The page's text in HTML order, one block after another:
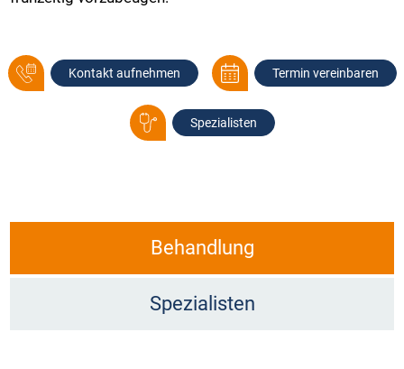
Kontakt aufnehmen Termin vereinbaren
Spezialisten
Behandlung
Spezialisten